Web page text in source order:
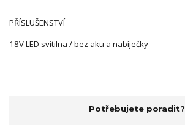
PŘÍSLUŠENSTVÍ
18V LED svítilna / bez aku a nabíječky
Potřebujete poradit?